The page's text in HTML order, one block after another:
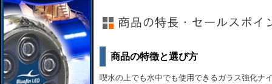
商品の特徴と選び方
喫水の上でも水中でも使用できるガラス強化ナ